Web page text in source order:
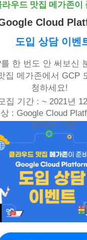
Cloud
도입 상담 이벤
라우드 맛집 메가존이
한 번도 안 써보신
집 메가존에서 GCP
청하세요!
집 기간 : ~ 2021년
: Google Cloud
입하는 기업